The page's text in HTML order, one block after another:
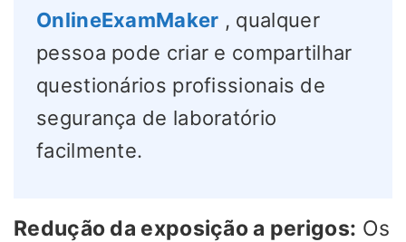
OnlineExamMaker , qualquer
pessoa pode criar e compartilhar
questionários profissionais de
segurança de laboratório
facilmente.
Redução da exposição a perigos: Os